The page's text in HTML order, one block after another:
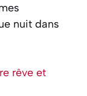
nuit dans
rêve et